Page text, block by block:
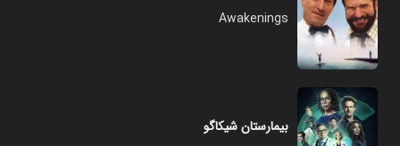
Awakenings
بیمارستان شیکاگو